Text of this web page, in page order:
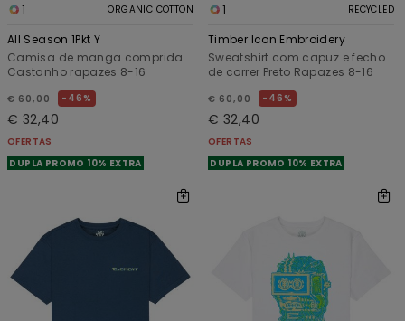
1 ORGANIC COTTON
All Season 1Pkt Y
Camisa de manga comprida
Castanho rapazes 8-16
€ 60,00 46%
€ 32,40
OFERTAS
DUPLA PROMO 10% EXTRA
1 RECYCLED
Timber Icon Embroidery
Sweatshirt com capuz e fecho
de correr Preto Rapazes 8-16
€ 60,00 46%
€ 32,40
OFERTAS
DUPLA PROMO 10% EXTRA